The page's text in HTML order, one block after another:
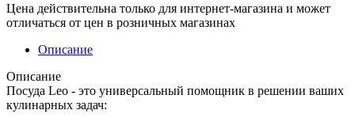
Цена действительна только для интернет-магазина и может
отличаться от цен в розничных магазинах
Описание
Описание
Посуда Leo - это универсальный помощник в решении ваших
кулинарных задач: